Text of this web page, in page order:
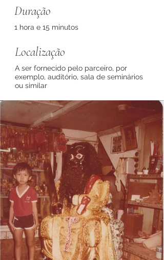
Duração
1 hora e 15 minutos
Localização
A ser fornecido pelo parceiro, por
exemplo, auditório, sala de seminários
ou similar